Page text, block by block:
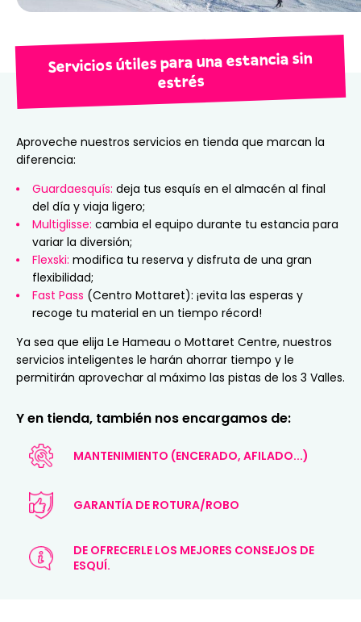
Servicios útiles para una estancia sin
estrés
Aproveche nuestros servicios en tienda que marcan la
diferencia:
Guardaesquís: deja tus esquís en el almacén al final
del día y viaja ligero;
Multiglisse: cambia el equipo durante tu estancia para
variar la diversión;
Flexski: modifica tu reserva y disfruta de una gran
flexibilidad;
Fast Pass (Centro Mottaret): ¡evita las esperas y
recoge tu material en un tiempo récord!
Ya sea que elija Le Hameau o Mottaret Centre, nuestros
servicios inteligentes le harán ahorrar tiempo y le
permitirán aprovechar al máximo las pistas de los 3 Valles.
Y en tienda, también nos encargamos de:
MANTENIMIENTO (ENCERADO, AFILADO...)
GARANTÍA DE ROTURA/ROBO
DE OFRECERLE LOS MEJORES CONSEJOS DE
ESQUÍ.